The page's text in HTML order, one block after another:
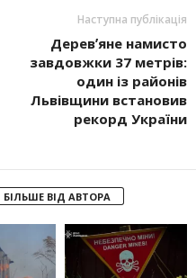
Наступна публікація
Деревʼяне намисто
завдовжки 37 метрів:
один із районів
Львівщини встановив
рекорд України
БІЛЬШЕ ВІД АВТОРА